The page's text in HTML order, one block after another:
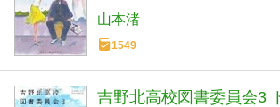
山本渚
1549
吉野北高校図書委員会3